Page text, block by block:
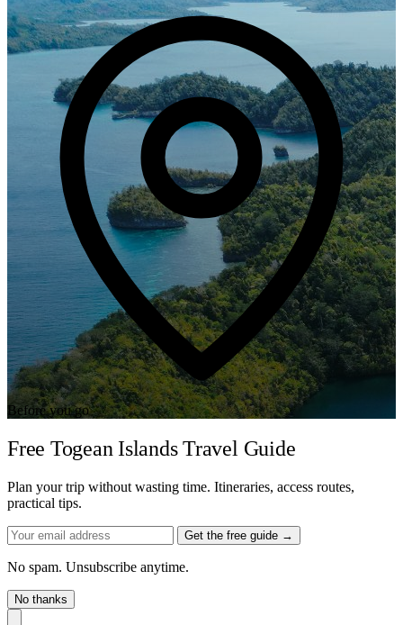
Before you go
Free Togean Islands Travel Guide
Plan your trip without wasting time. Itineraries, access routes,
practical tips.
Get the free guide →
No spam. Unsubscribe anytime.
No thanks